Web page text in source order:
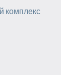
комплекс